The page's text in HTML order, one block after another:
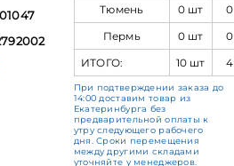
Тюмень
0 шт
Пермь
0 шт
ИТОГО:
10 шт
При подтверждении заказа до
14:00 доставим товар из
Екатеринбурга без
предварительной оплаты к
утру следующего рабочего
дня. Сроки перемещения
между другими складами
уточняйте у менеджеров.